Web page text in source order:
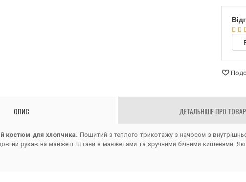
ОПИС ДЕТАЛЬНІШЕ ПРО ТОВАР
костюм для хлопчика. Пошитий з теплого трикотажу з начосом з
рукав на манжеті. Штани з манжетами та зручними бічними кишенями.